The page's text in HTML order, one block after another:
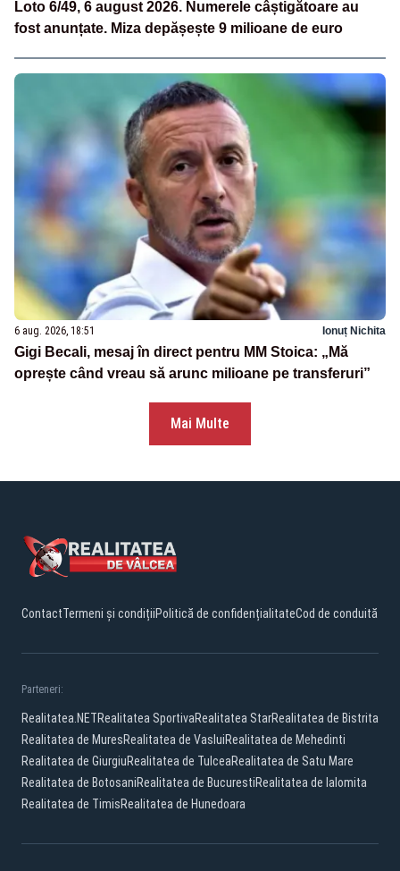
Loto 6/49, 6 august 2026. Numerele câștigătoare au
fost anunțate. Miza depășește 9 milioane de euro
6 aug. 2026, 18:51 Ionuț Nichita
Gigi Becali, mesaj în direct pentru MM Stoica: „Mă
oprește când vreau să arunc milioane pe transferuri”
Mai Multe
ContactTermeni și condițiiPolitică de confidențialitateCod de conduită
Parteneri:
Realitatea.NETRealitatea SportivaRealitatea StarRealitatea de Bistrita
Realitatea de MuresRealitatea de VasluiRealitatea de Mehedinti
Realitatea de GiurgiuRealitatea de TulceaRealitatea de Satu Mare
Realitatea de BotosaniRealitatea de BucurestiRealitatea de Ialomita
Realitatea de TimisRealitatea de Hunedoara